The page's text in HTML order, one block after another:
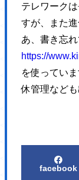
テレワーク
すが、また進
あ、書き忘
https://
を使ってい
休管理なども
facebook
<meta
<meta
<meta
<meta
<meta
<meta
<link href="https://
<link href="https://